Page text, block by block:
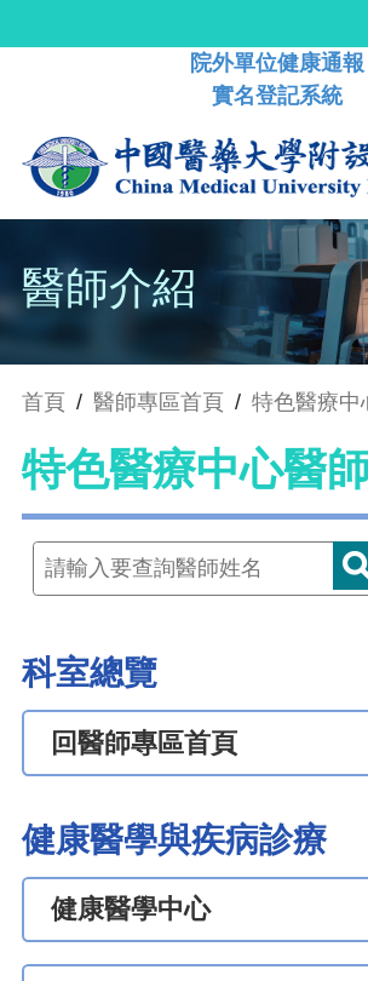
院外單位健康通報
實名登記系統
醫師介紹
首頁 / 醫師專區首頁 / 特色醫療中
特色醫療中心醫
科室總覽
回醫師專區首頁
健康醫學與疾病診療
健康醫學中心